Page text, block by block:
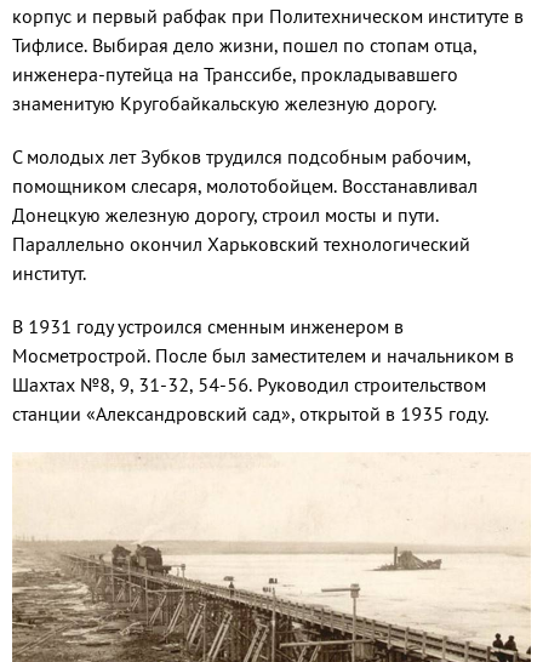
корпус и первый рабфак при Политехническом институте в
Тифлисе. Выбирая дело жизни, пошел по стопам отца,
инженера-путейца на Транссибе, прокладывавшего
знаменитую Кругобайкальскую железную дорогу.
С молодых лет Зубков трудился подсобным рабочим,
помощником слесаря, молотобойцем. Восстанавливал
Донецкую железную дорогу, строил мосты и пути.
Параллельно окончил Харьковский технологический
институт.
В 1931 году устроился сменным инженером в
Мосметрострой. После был заместителем и начальником в
Шахтах №8, 9, 31-32, 54-56. Руководил строительством
станции «Александровский сад», открытой в 1935 году.